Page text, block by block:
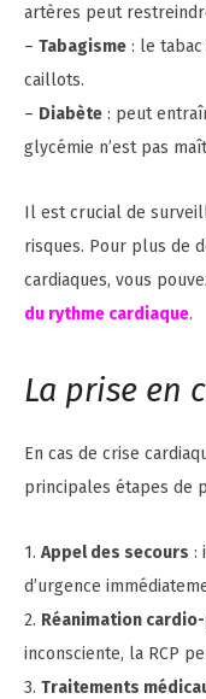
artères peut
– Tabagisme : le
caillots.
– Diabète : peut
glycémie n’est pas
Il est crucial de
risques. Pour plus de
cardiaques, vous
du rythme cardiaque.
La prise en
En cas de crise
principales étapes de
1. Appel des secours :
d’urgence
2. Réanimation
inconsciente, la RCP
3. Traitements